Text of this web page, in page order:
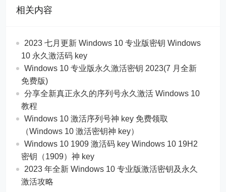
相关内容
2023 七月更新 Windows 10 专业版密钥 Windows
10 永久激活码 key
Windows 10 专业版永久激活密钥 2023(7 月全新
免费版)
分享全新真正永久的序列号永久激活 Windows 10
教程
Windows 10 激活序列号神 key 免费领取
（Windows 10 激活密钥神 key）
Windows 10 1909 激活码 key Windows 10 19H2
密钥（1909）神 key
2023 年全新 Windows 10 专业版激活密钥及永久
激活攻略